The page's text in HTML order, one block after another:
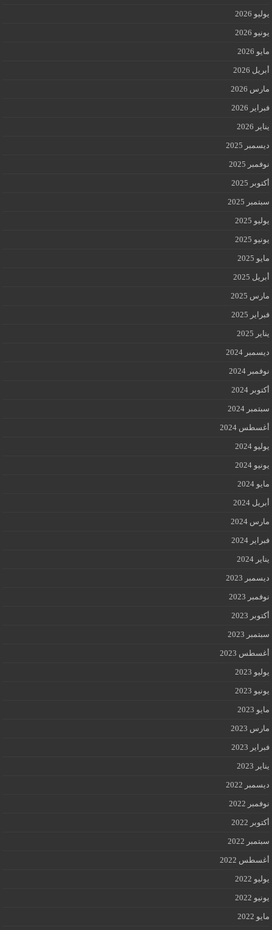
يوليو 2026
يونيو 2026
مايو 2026
أبريل 2026
مارس 2026
فبراير 2026
يناير 2026
ديسمبر 2025
نوفمبر 2025
أكتوبر 2025
سبتمبر 2025
يوليو 2025
يونيو 2025
مايو 2025
أبريل 2025
مارس 2025
فبراير 2025
يناير 2025
ديسمبر 2024
نوفمبر 2024
أكتوبر 2024
سبتمبر 2024
أغسطس 2024
يوليو 2024
يونيو 2024
مايو 2024
أبريل 2024
مارس 2024
فبراير 2024
يناير 2024
ديسمبر 2023
نوفمبر 2023
أكتوبر 2023
سبتمبر 2023
أغسطس 2023
يوليو 2023
يونيو 2023
مايو 2023
مارس 2023
فبراير 2023
يناير 2023
ديسمبر 2022
نوفمبر 2022
أكتوبر 2022
سبتمبر 2022
أغسطس 2022
يوليو 2022
يونيو 2022
مايو 2022